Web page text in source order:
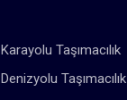
Karayolu Taşımacılık
Denizyolu Taşımacılık